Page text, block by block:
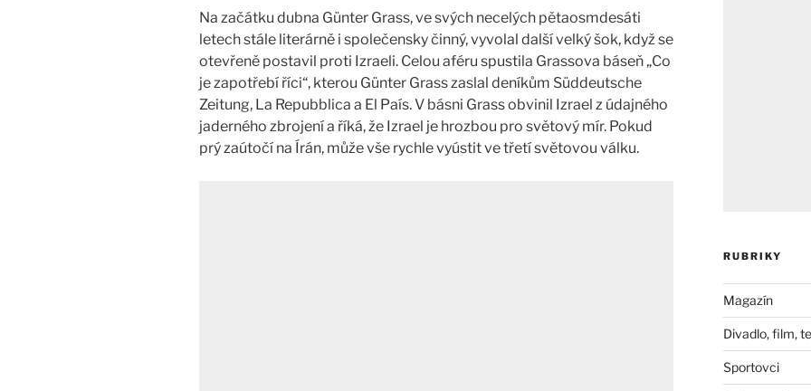
Na začátku dubna Günter Grass, ve svých necelých pětaosmdesáti
letech stále literárně i společensky činný, vyvolal další velký šok, když se
otevřeně postavil proti Izraeli. Celou aféru spustila Grassova báseň „Co
je zapotřebí říci“, kterou Günter Grass zaslal deníkům Süddeutsche
Zeitung, La Repubblica a El País. V básni Grass obvinil Izrael z údajného
jaderného zbrojení a říká, že Izrael je hrozbou pro světový mír. Pokud
prý zaútočí na Írán, může vše rychle vyústit ve třetí světovou válku.
RUBRIKY
Magazín
Divadlo, film,
Sportovci